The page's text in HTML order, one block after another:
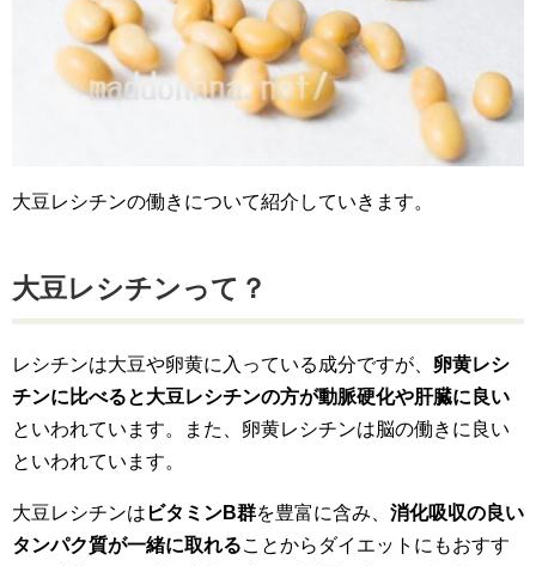
大豆レシチンの働きについて紹介していきます。
大豆レシチンって？
レシチンは大豆や卵黄に入っている成分ですが、 卵黄レシ
チンに比べると大豆レシチンの方が動脈硬化や肝臓に良い
といわれています。また、卵黄レシチンは脳の働きに良い
といわれています。
大豆レシチンは ビタミンB群を豊富に含み、 消化吸収の良い
タンパク質が一緒に取れることからダイエットにもおすす